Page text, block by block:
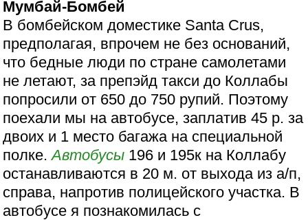
Мумбай-Бомбей
В бомбейском доместике Santa Crus,
предполагая, впрочем не без оснований,
что бедные люди по стране самолетами
не летают, за препэйд такси до Коллабы
попросили от 650 до 750 рупий. Поэтому
поехали мы на автобусе, заплатив 45 р. за
двоих и 1 место багажа на специальной
полке.Автобусы 196 и 195к на Коллабу
останавливаются в 20 м. от выхода из а/п,
справа, напротив полицейского участка. В
автобусе я познакомилась с